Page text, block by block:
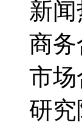
2026-
智己
盖世
2026-
19:09
盖世
新闻
商务
市场
研究